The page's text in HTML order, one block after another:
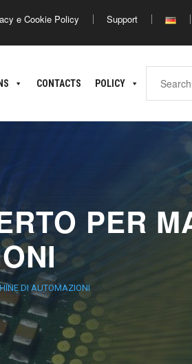
Asia Africa
e Cookie Policy Support
CONTACTS POLICY
PER
DI AUTOMAZIONI